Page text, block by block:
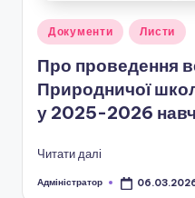
и
"
Р
і
н
Опубліковано
Документи Листи
Про проведення
Природничої
у 2025-2026
Читати далі
Опубліковано
Адміністратор